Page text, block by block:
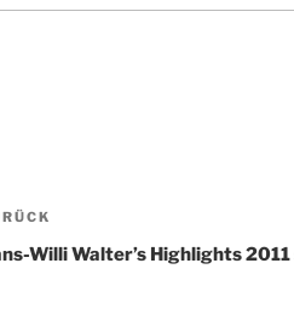
Willi Walter’s Highlights 2011